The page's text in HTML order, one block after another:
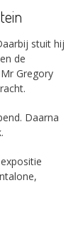
stuit hij
de
Gregory
Daarna